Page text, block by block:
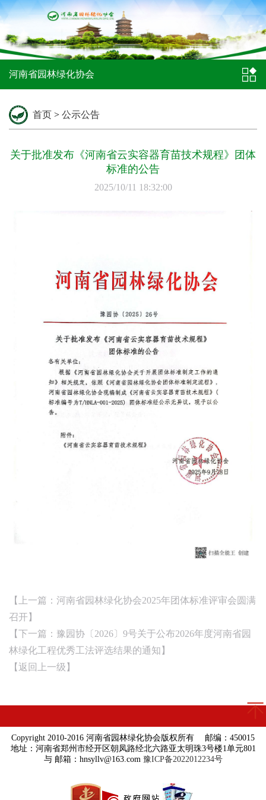
河南省园林绿化协会
首页 > 公示公告
关于批准发布《河南省云实容器育苗技术规程》团体
标准的公告
2025/10/11 18:32:00
【上一篇： 河南省园林绿化协会2025年团体标准评审会圆满
召开 】
【下一篇： 豫园协〔2026〕9号关于公布2026年度河南省园
林绿化工程优秀工法评选结果的通知 】
【返回上一级 】
Copyright 2010-2016 河南省园林绿化协会版权所有 邮编：450015
地址：河南省郑州市经开区朝凤路经北六路亚太明珠3号楼1单元801
与 邮箱：hnsyllv@163.com 豫ICP备2022012234号